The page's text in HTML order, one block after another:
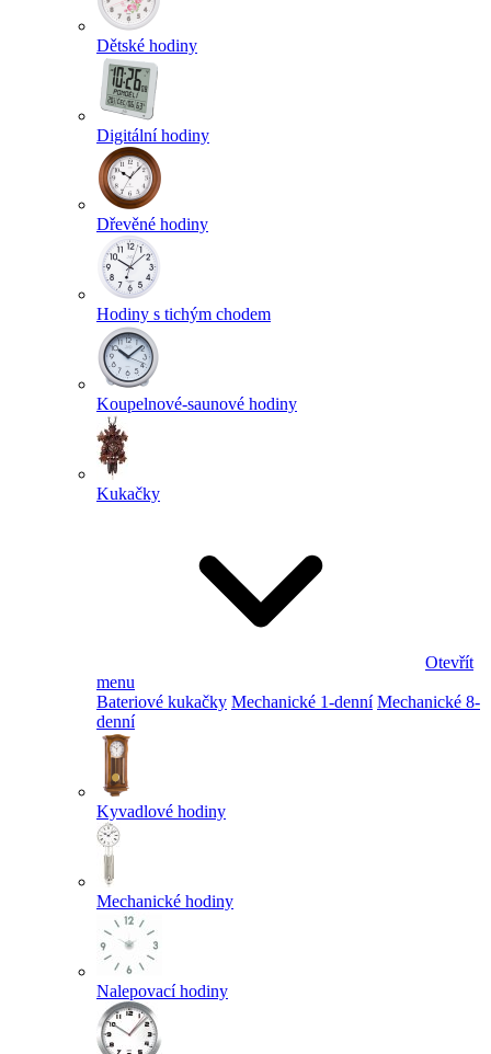
Dětské hodiny
Digitální hodiny
Dřevěné hodiny
Hodiny s tichým chodem
Koupelnové-saunové hodiny
Kukačky
Otevřít
menu
Bateriové kukačky Mechanické 1-denní Mechanické 8-
denní
Kyvadlové hodiny
Mechanické hodiny
Nalepovací hodiny